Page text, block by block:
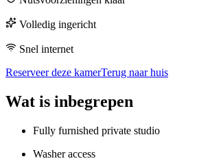
Volledig ingericht
Snel internet
Reserveer deze kamerTerug naar huis
Wat is inbegrepen
Fully furnished private studio
Washer access